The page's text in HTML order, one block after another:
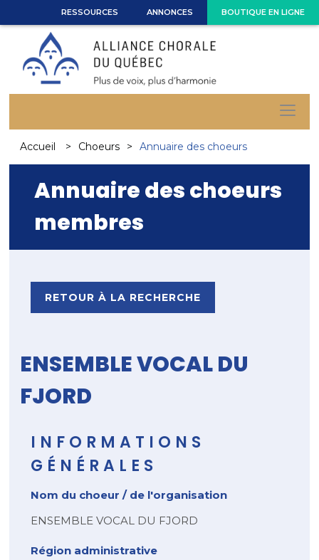
BOUTIQUE EN LIGNE
RESSOURCES ANNONCES
Accueil Choeurs Annuaire des choeurs
Annuaire des choeurs
membres
RETOUR À LA RECHERCHE
ENSEMBLE VOCAL DU
FJORD
INFORMATIONS
GÉNÉRALES
Nom du choeur / de l'organisation
ENSEMBLE VOCAL DU FJORD
Région administrative